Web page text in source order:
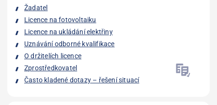
Žadatel
Licence na fotovoltaiku
Licence na ukládání elektřiny
Uznávání odborné kvalifikace
O držitelích licence
Zprostředkovatel
Často kladené dotazy – řešení situací